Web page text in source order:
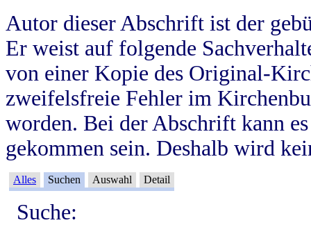
Autor dieser Abschrift ist der
Er weist auf folgende
von einer Kopie des Original-
zweifelsfreie Fehler im
worden. Bei der Abschrift kann
gekommen sein. Deshalb wird
Alles Suchen Auswahl Detail
Suche: